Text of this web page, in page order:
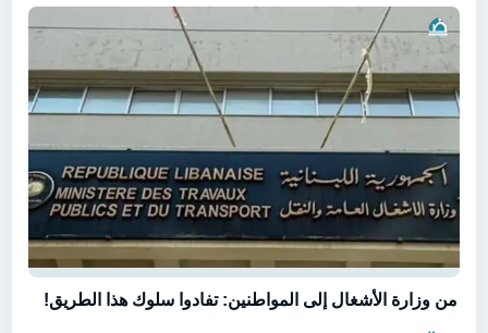
من وزارة الأشغال إلى المواطنين: تفادوا سلوك هذا الطريق!